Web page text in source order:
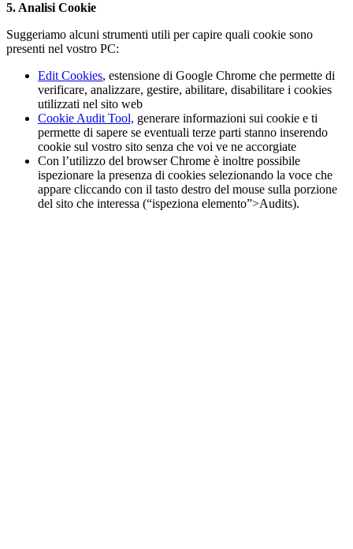
5. Analisi Cookie
Suggeriamo alcuni strumenti utili per capire quali cookie sono
presenti nel vostro PC:
Edit Cookies, estensione di Google Chrome che permette di
verificare, analizzare, gestire, abilitare, disabilitare i cookies
utilizzati nel sito web
Cookie Audit Tool, generare informazioni sui cookie e ti
permette di sapere se eventuali terze parti stanno inserendo
cookie sul vostro sito senza che voi ve ne accorgiate
Con l’utilizzo del browser Chrome è inoltre possibile
ispezionare la presenza di cookies selezionando la voce che
appare cliccando con il tasto destro del mouse sulla porzione
del sito che interessa (“ispeziona elemento”>Audits).